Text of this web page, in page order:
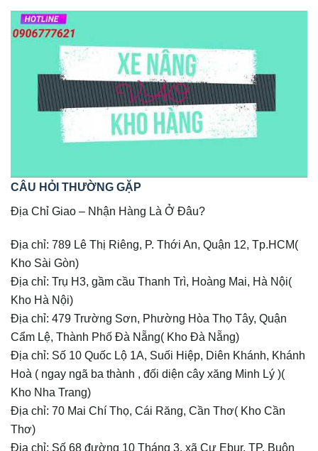
CÂU HỎI THƯỜNG GẶP
Địa Chỉ Giao – Nhận Hàng Là Ở Đâu?
Địa chỉ: 789 Lê Thị Riêng, P. Thới An, Quận 12, Tp.HCM(
Kho Sài Gòn)
Địa chỉ: Trụ H3, gầm cầu Thanh Trì, Hoàng Mai, Hà Nội(
Kho Hà Nội)
Địa chỉ: 479 Trường Sơn, Phường Hòa Thọ Tây, Quận
Cẩm Lệ, Thành Phố Đà Nẵng( Kho Đà Nẵng)
Địa chỉ: Số 10 Quốc Lộ 1A, Suối Hiệp, Diên Khánh, Khánh
Hoà ( ngay ngã ba thành , đối diện cây xăng Minh Lý )(
Kho Nha Trang)
Địa chỉ: 70 Mai Chí Thọ, Cái Răng, Cần Thơ( Kho Cần
Thơ)
Địa chỉ: Số 68 đường 10 Tháng 3, xã Cư Ebur, TP. Buôn